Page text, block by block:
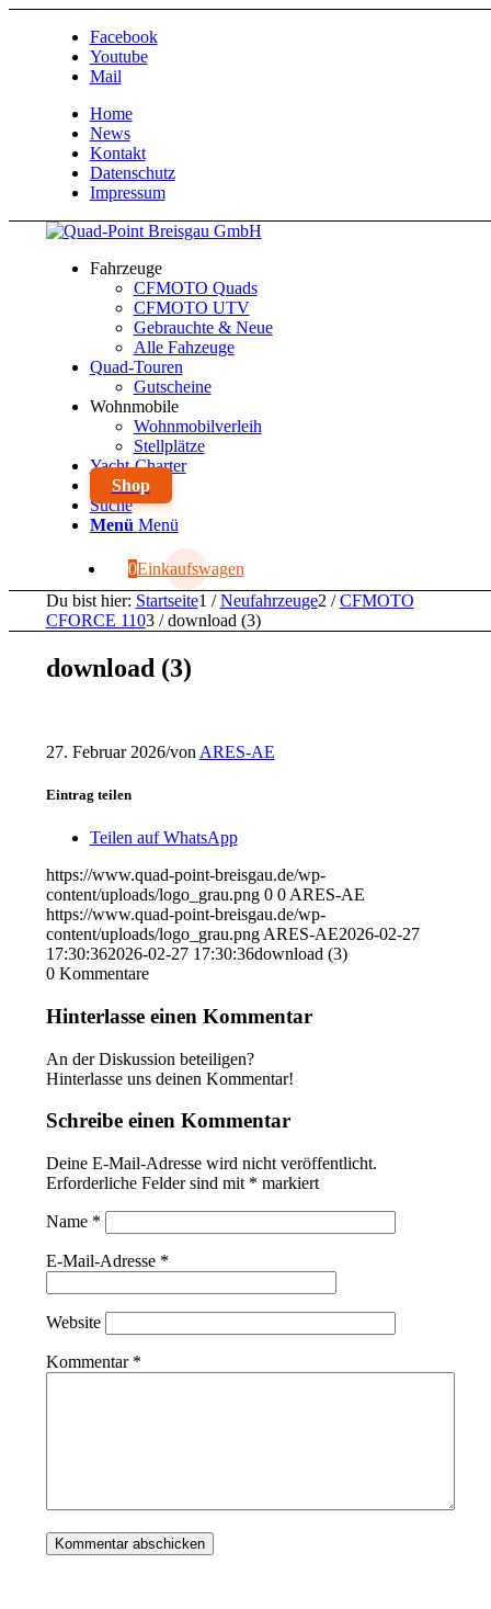
Facebook
Youtube
Mail
Home
News
Kontakt
Datenschutz
Impressum
Fahrzeuge
CFMOTO Quads
CFMOTO UTV
Gebrauchte & Neue
Alle Fahzeuge
Quad-Touren
Gutscheine
Wohnmobile
Wohnmobilverleih
Stellplätze
Yacht-Charter
Shop
Suche
Menü Menü
0Einkaufswagen
Du bist hier: Startseite1 / Neufahrzeuge2 / CFMOTO
CFORCE 1103 / download (3)
download (3)
27. Februar 2026/von ARES-AE
Eintrag teilen
Teilen auf WhatsApp
https://www.quad-point-breisgau.de/wp-
content/uploads/logo_grau.png 0 0 ARES-AE
https://www.quad-point-breisgau.de/wp-
content/uploads/logo_grau.png ARES-AE2026-02-27
17:30:362026-02-27 17:30:36download (3)
0 Kommentare
Hinterlasse einen Kommentar
An der Diskussion beteiligen?
Hinterlasse uns deinen Kommentar!
Schreibe einen Kommentar
Deine E-Mail-Adresse wird nicht veröffentlicht.
Erforderliche Felder sind mit * markiert
Name *
E-Mail-Adresse *
Website
Kommentar *